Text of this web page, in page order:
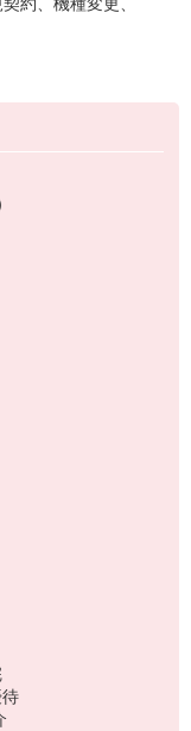
、受付
・検査
ステ
材紹介
件
ソフトバンク)など
ど格安スマホまで幅